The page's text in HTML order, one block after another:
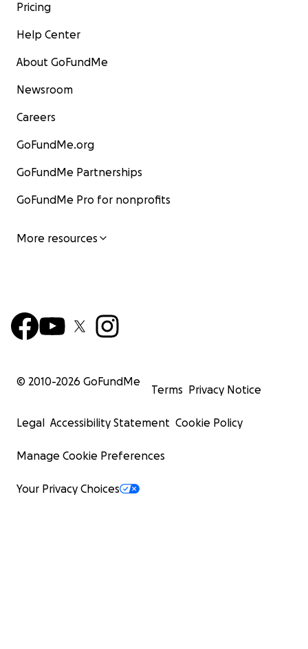
Pricing
Help Center
About GoFundMe
Newsroom
Careers
GoFundMe.org
GoFundMe Partnerships
GoFundMe Pro for nonprofits
More resources
© 2010-2026 GoFundMe
Terms Privacy Notice
Legal Accessibility Statement Cookie Policy
Manage Cookie Preferences
Your Privacy Choices